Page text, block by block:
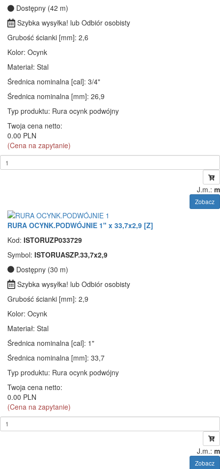
Dostępny (42 m)
Szybka wysyłka! lub Odbiór osobisty
Grubość ścianki [mm]: 2,6
Kolor: Ocynk
Materiał: Stal
Średnica nominalna [cal]: 3/4"
Średnica nominalna [mm]: 26,9
Typ produktu: Rura ocynk podwójny
Twoja cena netto:
0.00 PLN
(Cena na zapytanie)
J.m.: m
Zobacz
RURA OCYNK.PODWÓJNIE 1" x 33,7x2,9 [Z]
Kod: ISTORUZP033729
Symbol: ISTORUASZP.33,7x2,9
Dostępny (30 m)
Szybka wysyłka! lub Odbiór osobisty
Grubość ścianki [mm]: 2,9
Kolor: Ocynk
Materiał: Stal
Średnica nominalna [cal]: 1"
Średnica nominalna [mm]: 33,7
Typ produktu: Rura ocynk podwójny
Twoja cena netto:
0.00 PLN
(Cena na zapytanie)
J.m.: m
Zobacz